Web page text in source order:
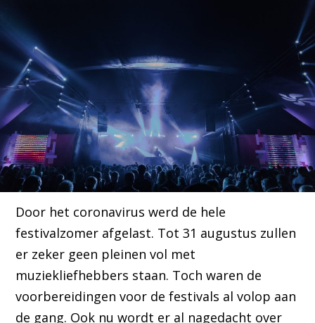
Door het coronavirus werd de hele
festivalzomer afgelast. Tot 31 augustus zullen
er zeker geen pleinen vol met
muziekliefhebbers staan. Toch waren de
voorbereidingen voor de festivals al volop aan
de gang. Ook nu wordt er al nagedacht over